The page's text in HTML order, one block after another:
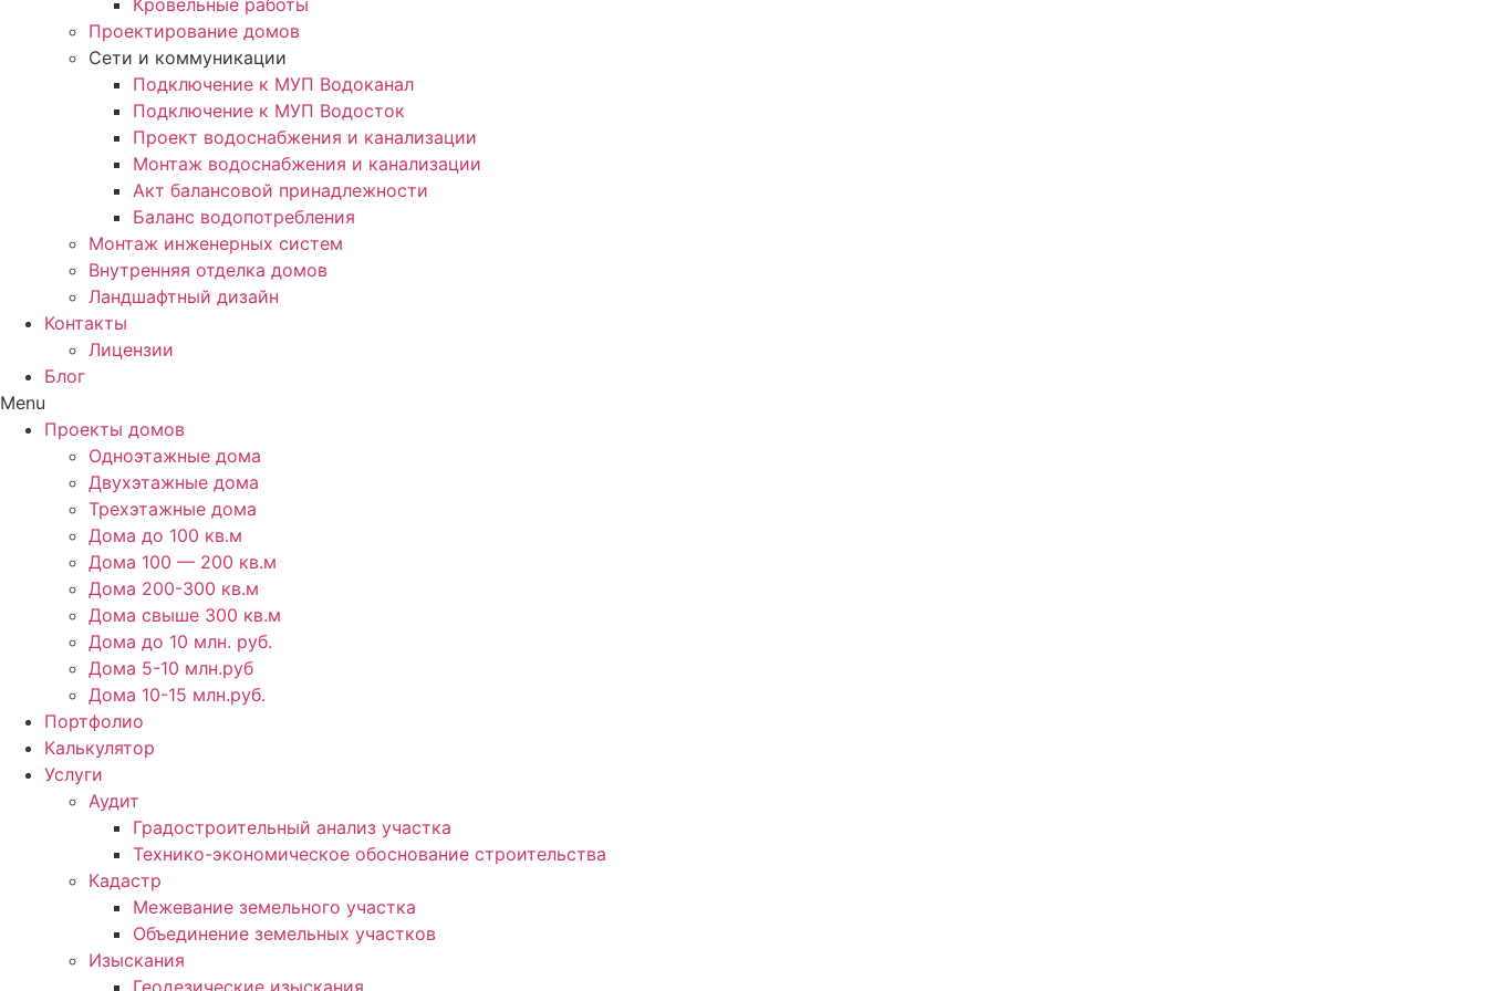
Кровельные работы
Проектирование домов
Сети и коммуникации
Подключение к МУП Водоканал
Подключение к МУП Водосток
Проект водоснабжения и канализации
Монтаж водоснабжения и канализации
Акт балансовой принадлежности
Баланс водопотребления
Монтаж инженерных систем
Внутренняя отделка домов
Ландшафтный дизайн
Контакты
Лицензии
Блог
Menu
Проекты домов
Одноэтажные дома
Двухэтажные дома
Трехэтажные дома
Дома до 100 кв.м
Дома 100 — 200 кв.м
Дома 200-300 кв.м
Дома свыше 300 кв.м
Дома до 10 млн. руб.
Дома 5-10 млн.руб
Дома 10-15 млн.руб.
Портфолио
Калькулятор
Услуги
Аудит
Градостроительный анализ участка
Технико-экономическое обоснование строительства
Кадастр
Межевание земельного участка
Объединение земельных участков
Изыскания
Геодезические изыскания